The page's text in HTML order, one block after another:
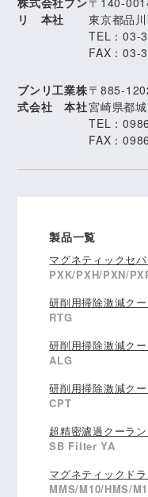
リ 本社
東京都品
TEL：03-
FAX：03-
ブンリ工業株
式会社 本社
〒885-
宮崎県都
TEL：
FAX：
製品一覧
マグネティックセ
PXK/PXH/PXN/
研削用掃除激減ク
RTG
研削用掃除激減ク
ALG
研削用掃除激減ク
CPT
超精密濾過クーラ
SB Filter YA
マグネティックド
MMS/M10/HMS/